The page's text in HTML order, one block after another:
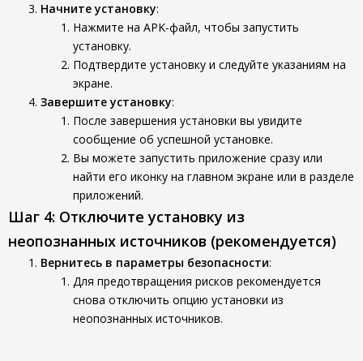
Начните установку:
Нажмите на APK-файл, чтобы запустить
установку.
Подтвердите установку и следуйте указаниям на
экране.
Завершите установку:
После завершения установки вы увидите
сообщение об успешной установке.
Вы можете запустить приложение сразу или
найти его иконку на главном экране или в разделе
приложений.
Шаг 4: Отключите установку из
неопознанных источников (рекомендуется)
Вернитесь в параметры безопасности:
Для предотвращения рисков рекомендуется
снова отключить опцию установки из
неопознанных источников.